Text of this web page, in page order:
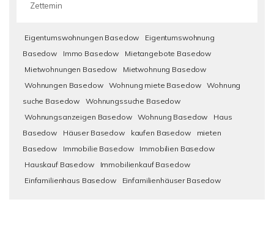
Zettemin
Eigentumswohnungen Basedow
Eigentumswohnung
Basedow
Immo Basedow
Mietangebote Basedow
Mietwohnungen Basedow
Mietwohnung Basedow
Wohnungen Basedow
Wohnung miete Basedow
Wohnung
suche Basedow
Wohnungssuche Basedow
Wohnungsanzeigen Basedow
Wohnung Basedow
Haus
Basedow
Häuser Basedow kaufen Basedow
mieten
Basedow
Immobilie Basedow
Immobilien Basedow
Hauskauf Basedow
Immobilienkauf Basedow
Einfamilienhaus Basedow
Einfamilienhäuser Basedow